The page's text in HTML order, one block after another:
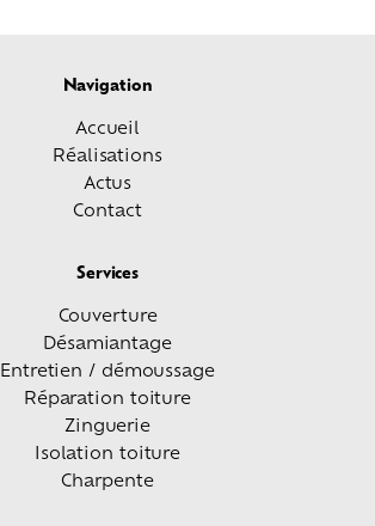
Navigation
Accueil
Réalisations
Actus
Contact
Services
Couverture
Désamiantage
Entretien / démoussage
Réparation toiture
Zinguerie
Isolation toiture
Charpente